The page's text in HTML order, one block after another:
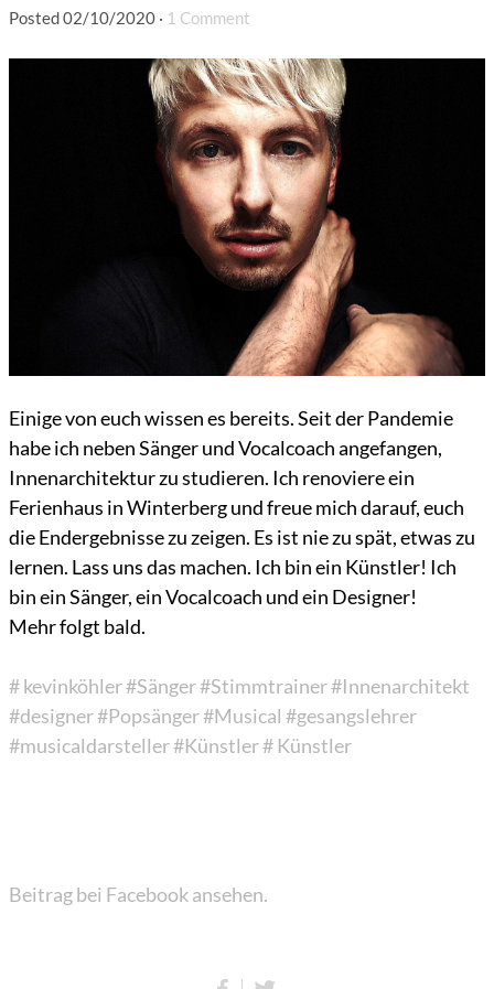
Posted02/10/2020 · 1 Comment
Einige von euch wissen es bereits. Seit der Pandemie
habe ich neben Sänger und Vocalcoach angefangen,
Innenarchitektur zu studieren. Ich renoviere ein
Ferienhaus in Winterberg und freue mich darauf, euch
die Endergebnisse zu zeigen. Es ist nie zu spät, etwas zu
lernen. Lass uns das machen. Ich bin ein Künstler! Ich
bin ein Sänger, ein Vocalcoach und ein Designer!
Mehr folgt bald.
# kevinköhler#Sänger#Stimmtrainer#Innenarchitekt
#designer#Popsänger#Musical #gesangslehrer
#musicaldarsteller#Künstler# Künstler
Beitrag bei Facebook ansehen.